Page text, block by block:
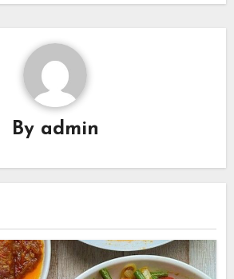
By admin